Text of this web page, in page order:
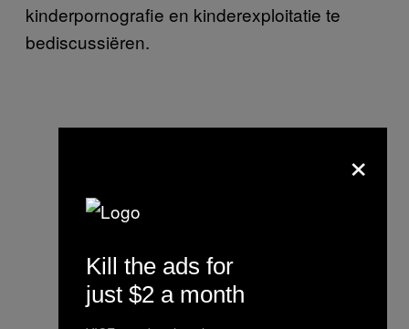
kinderpornografie en kinderexploitatie te
bediscussiëren.
×
Kill the ads for
just $2 a month